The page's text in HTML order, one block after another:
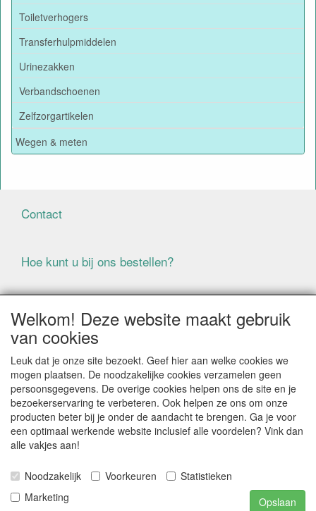
Toiletverhogers
Transferhulpmiddelen
Urinezakken
Verbandschoenen
Zelfzorgartikelen
Wegen & meten
Contact
Hoe kunt u bij ons bestellen?
Voorwaarden
BIJ BESTELLINGEN ONDER DE € 125,00 EXCLUSIEF BTW
BRENGEN WIJ IN NEDERLAND € 5,87 VERZENDKOSTEN
IN REKENING (BELGIË € 9,09). VERZENDKOSTEN
WORDEN VERWIJDERD BIJ BESTELLING BOVEN DE €
125,00 EXCL. BTW
Producten die speciaal besteld moeten worden kunnen
Als gevolg van de continue fluctuerende prijzen van de
grondstoffen kan het zijn dat prijsinformatie niet correct
Welkom! Deze website maakt gebruik
van cookies
Leuk dat je onze site bezoekt. Geef hier aan welke cookies we
mogen plaatsen. De noodzakelijke cookies verzamelen geen
persoonsgegevens. De overige cookies helpen ons de site en je
bezoekerservaring te verbeteren. Ook helpen ze ons om onze
producten beter bij je onder de aandacht te brengen. Ga je voor
een optimaal werkende website inclusief alle voordelen? Vink dan
alle vakjes aan!
Noodzakelijk Voorkeuren
Statistieken
Marketing
Opslaan